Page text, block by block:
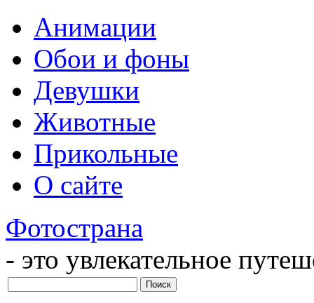
Анимации
Обои и фоны
Девушки
Животные
Прикольные
О сайте
Фотострана
- это увлекательное